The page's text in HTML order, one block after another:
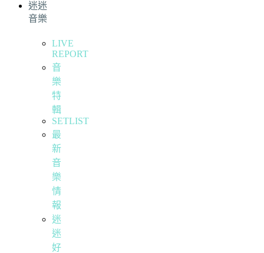
迷迷
音樂
LIVE
REPORT
音
樂
特
輯
SETLIST
最
新
音
樂
情
報
迷
迷
好